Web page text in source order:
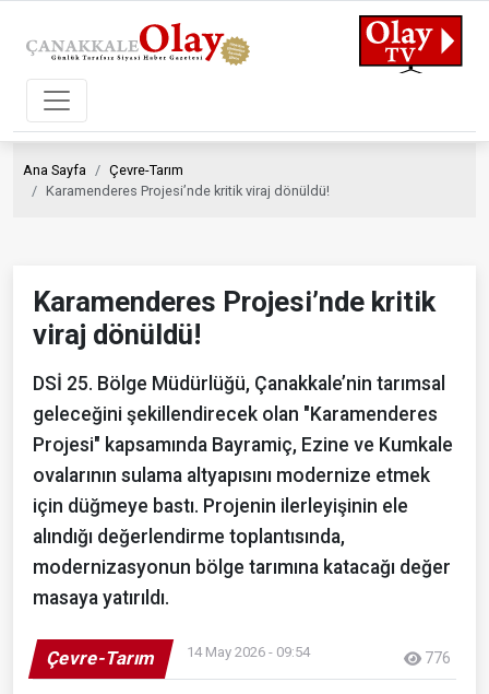
Ana Sayfa
Çevre-Tarım
Karamenderes Projesi’nde kritik viraj dönüldü!
Karamenderes Projesi’nde kritik
viraj dönüldü!
DSİ 25. Bölge Müdürlüğü, Çanakkale’nin tarımsal
geleceğini şekillendirecek olan "Karamenderes
Projesi" kapsamında Bayramiç, Ezine ve Kumkale
ovalarının sulama altyapısını modernize etmek
için düğmeye bastı. Projenin ilerleyişinin ele
alındığı değerlendirme toplantısında,
modernizasyonun bölge tarımına katacağı değer
masaya yatırıldı.
Çevre-Tarım 14 May 2026 - 09:54 776